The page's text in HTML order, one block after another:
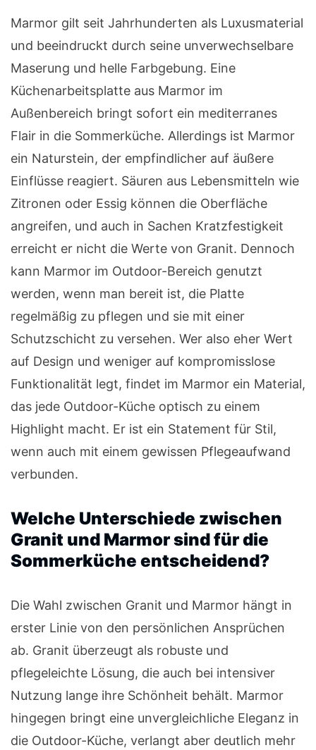
Marmor gilt seit Jahrhunderten als Luxusmaterial
und beeindruckt durch seine unverwechselbare
Maserung und helle Farbgebung. Eine
Küchenarbeitsplatte aus Marmor im
Außenbereich bringt sofort ein mediterranes
Flair in die Sommerküche. Allerdings ist Marmor
ein Naturstein, der empfindlicher auf äußere
Einflüsse reagiert. Säuren aus Lebensmitteln wie
Zitronen oder Essig können die Oberfläche
angreifen, und auch in Sachen Kratzfestigkeit
erreicht er nicht die Werte von Granit. Dennoch
kann Marmor im Outdoor-Bereich genutzt
werden, wenn man bereit ist, die Platte
regelmäßig zu pflegen und sie mit einer
Schutzschicht zu versehen. Wer also eher Wert
auf Design und weniger auf kompromisslose
Funktionalität legt, findet im Marmor ein Material,
das jede Outdoor-Küche optisch zu einem
Highlight macht. Er ist ein Statement für Stil,
wenn auch mit einem gewissen Pflegeaufwand
verbunden.
Welche Unterschiede zwischen
Granit und Marmor sind für die
Sommerküche entscheidend?
Die Wahl zwischen Granit und Marmor hängt in
erster Linie von den persönlichen Ansprüchen
ab. Granit überzeugt als robuste und
pflegeleichte Lösung, die auch bei intensiver
Nutzung lange ihre Schönheit behält. Marmor
hingegen bringt eine unvergleichliche Eleganz in
die Outdoor-Küche, verlangt aber deutlich mehr